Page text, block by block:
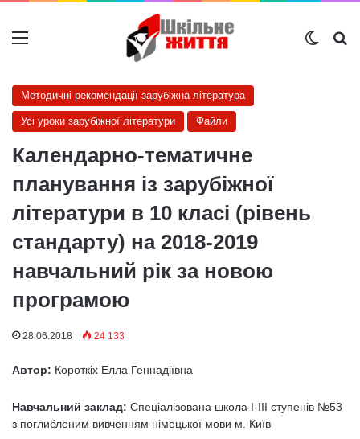
Меню
Методичні рекомендації зарубіжна література
Усі уроки зарубіжної літератури Файли
Календарно-тематичне
планування із зарубіжної
літератури в 10 класі (рівень
стандарту) на 2018-2019
навчальний рік за новою
програмою
28.06.2018 24 133
Автор: Короткіх Елла Геннадіївна
Навчальний заклад: Спеціалізована школа I-III ступенів №53
з поглибленим вивченням німецької мови м. Київ